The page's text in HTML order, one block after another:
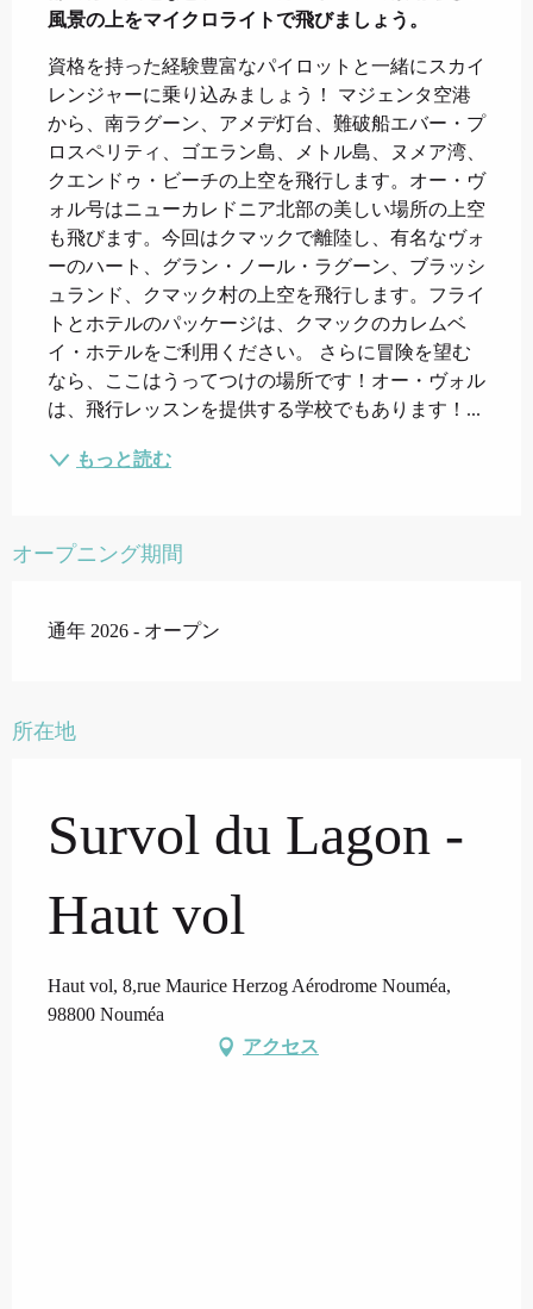
風景の上をマイクロライトで飛びましょう。
資格を持った経験豊富なパイロットと一緒にスカイ
レンジャーに乗り込みましょう！ マジェンタ空港
から、南ラグーン、アメデ灯台、難破船エバー・プ
ロスペリティ、ゴエラン島、メトル島、ヌメア湾、
クエンドゥ・ビーチの上空を飛行します。オー・ヴ
ォル号はニューカレドニア北部の美しい場所の上空
も飛びます。今回はクマックで離陸し、有名なヴォ
ーのハート、グラン・ノール・ラグーン、ブラッシ
ュランド、クマック村の上空を飛行します。フライ
トとホテルのパッケージは、クマックのカレムベ
イ・ホテルをご利用ください。 さらに冒険を望む
なら、ここはうってつけの場所です！オー・ヴォル
は、飛行レッスンを提供する学校でもあります！...
もっと読む
オープニング期間
通年 2026 - オープン
所在地
Survol du Lagon -
Haut vol
Haut vol, 8,rue Maurice Herzog Aérodrome Nouméa,
98800 Nouméa
アクセス